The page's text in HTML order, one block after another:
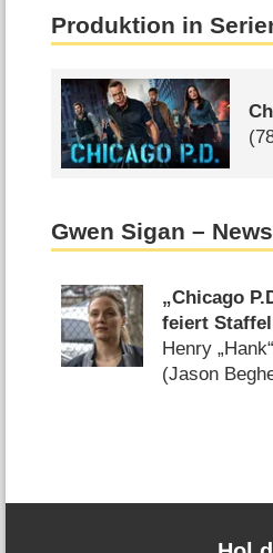
Produktion in
Gwen Sigan – News
„Chicago
feiert Staffel
TV-Premiere
Henry
(Jason